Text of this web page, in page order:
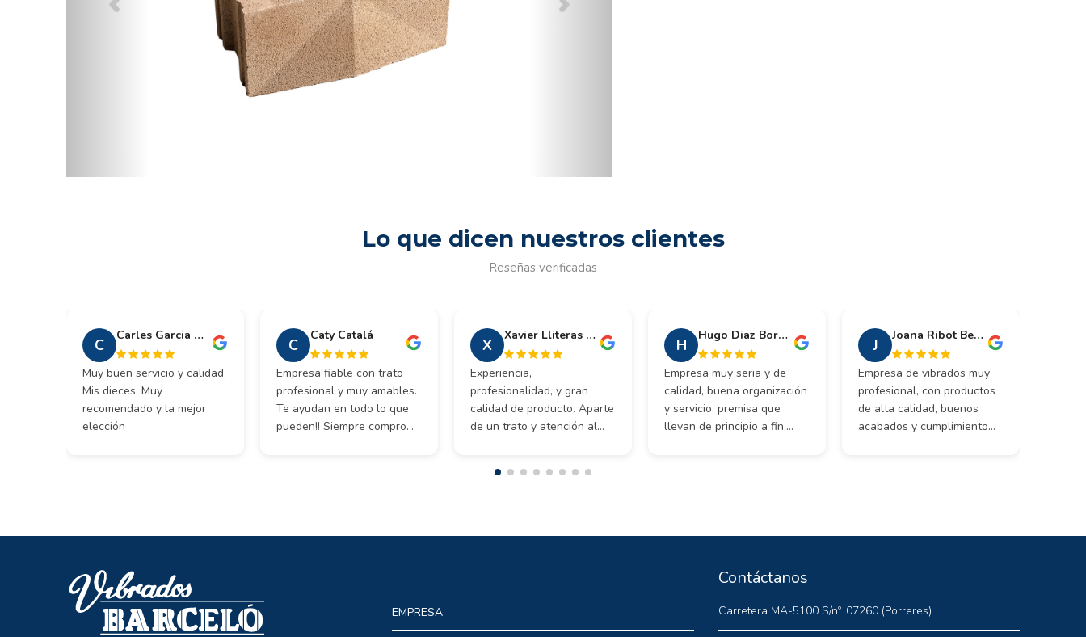
Lo que dicen nuestros clientes
Reseñas verificadas
C Carles Garcia Vidal
Muy buen servicio y calidad.
Mis dieces. Muy
recomendado y la mejor
elección
C Caty Catalá
Empresa fiable con trato
profesional y muy amables.
Te ayudan en todo lo que
pueden!! Siempre compro
X Xavier Lliteras Tous
Experiencia,
profesionalidad, y gran
calidad de producto. Aparte
de un trato y atención al
H Hugo Diaz Bordoy
Empresa muy seria y de
calidad, buena organización
y servicio, premisa que
llevan de principio a fin.
J Joana Ribot Bestard
Empresa de vibrados muy
profesional, con productos
de alta calidad, buenos
acabados y cumplimiento
recomendable.
EMPRESA
Contáctanos
Carretera MA-5100 S/nº. 07260 (Porreres)